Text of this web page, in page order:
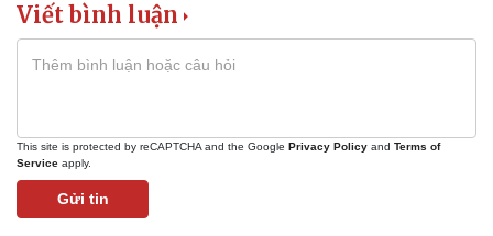
Viết bình luận
This site is protected by reCAPTCHA and the Google Privacy Policy and Terms of
Service apply.
Gửi tin